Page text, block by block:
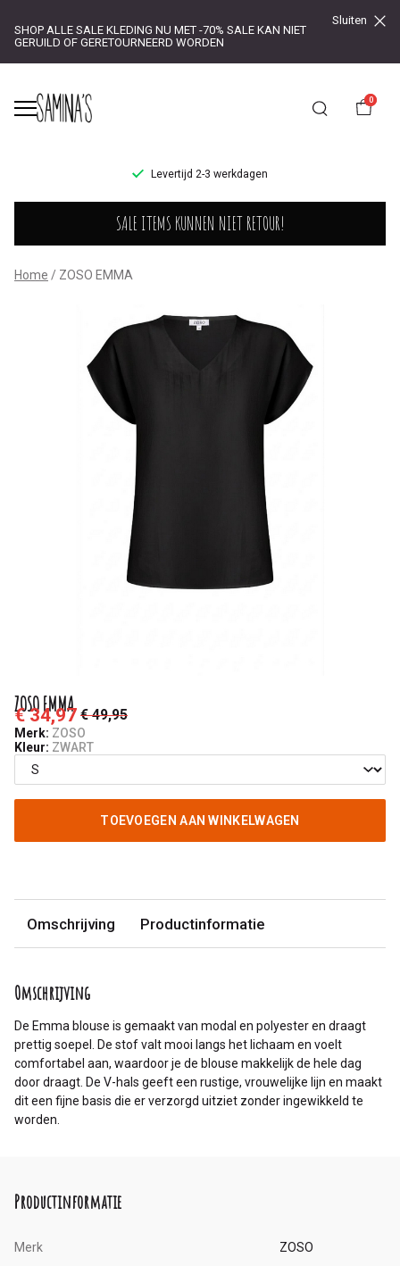
SHOP ALLE SALE KLEDING NU MET -70% SALE KAN NIET
GERUILD OF GERETOURNEERD WORDEN
Sluiten
0
Levertijd 2-3 werkdagen
ZOSO
EMMA
SALE ITEMS KUNNEN NIET RETOUR!
Home ZOSO EMMA
ZOSO EMMA
€ 34,97 € 49,95
Merk: ZOSO
Kleur: ZWART
TOEVOEGEN AAN WINKELWAGEN
Omschrijving Productinformatie
Omschrijving
De Emma blouse is gemaakt van modal en polyester en draagt
prettig soepel. De stof valt mooi langs het lichaam en voelt
comfortabel aan, waardoor je de blouse makkelijk de hele dag
door draagt. De V-hals geeft een rustige, vrouwelijke lijn en maakt
dit een fijne basis die er verzorgd uitziet zonder ingewikkeld te
worden.
Productinformatie
Merk ZOSO